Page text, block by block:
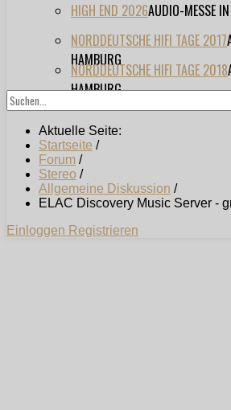
HIGH END 2026AUDIO-MESSE
NORDDEUTSCHE HIFI TAGE 2017
HAMBURG
NORDDEUTSCHE HIFI TAGE 2018
HAMBURG
Aktuelle Seite:
Startseite /
Forum /
Stereo /
Allgemeine Diskussion /
ELAC Discovery Music Server -
Einloggen Registrieren